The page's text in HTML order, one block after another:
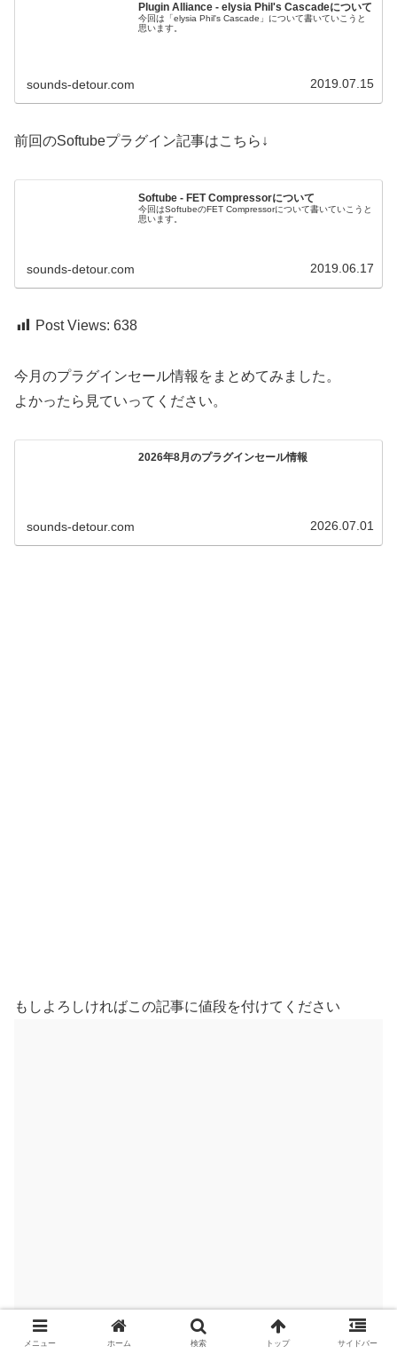
Plugin Alliance - elysia Phil's Cascadeについて
今回は「elysia Phil's Cascade」について書いていこうと
思います。
sounds-detour.com 2019.07.15
前回のSoftubeプラグイン記事はこちら↓
Softube - FET Compressorについて
今回はSoftubeのFET Compressorについて書いていこうと
思います。
sounds-detour.com 2019.06.17
Post Views: 638
今月のプラグインセール情報をまとめてみました。
よかったら見ていってください。
2026年8月のプラグインセール情報
sounds-detour.com 2026.07.01
もしよろしければこの記事に値段を付けてください
メニュー ホーム 検索 トップ サイドバー